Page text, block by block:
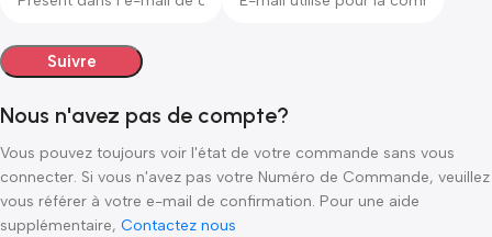
Suivre
Nous n'avez pas de compte?
Vous pouvez toujours voir l'état de votre commande sans vous
connecter. Si vous n'avez pas votre Numéro de Commande, veuillez
vous référer à votre e-mail de confirmation. Pour une aide
supplémentaire, Contactez nous